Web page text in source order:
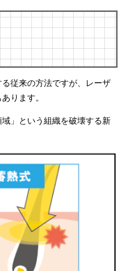
従来の方法ですが、レーザ
ります。
」という組織を破壊する新